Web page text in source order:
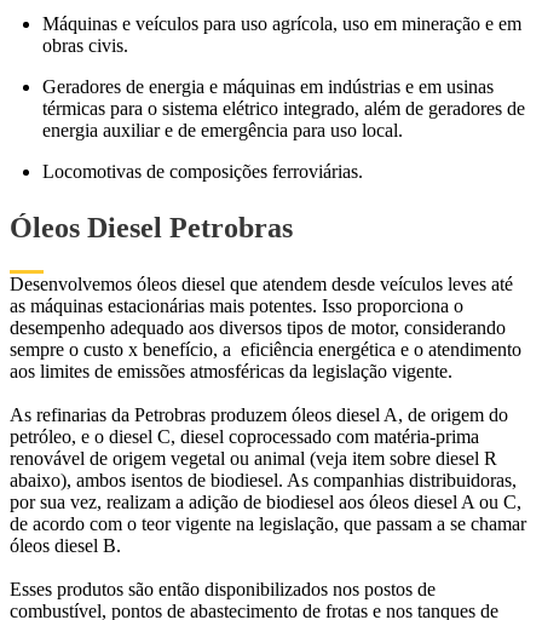
Máquinas e veículos para uso agrícola, uso em mineração e em
obras civis.
Geradores de energia e máquinas em indústrias e em usinas
térmicas para o sistema elétrico integrado, além de geradores de
energia auxiliar e de emergência para uso local.
Locomotivas de composições ferroviárias.
Óleos Diesel Petrobras
Desenvolvemos óleos diesel que atendem desde veículos leves até
as máquinas estacionárias mais potentes. Isso proporciona o
desempenho adequado aos diversos tipos de motor, considerando
sempre o custo x benefício, a eficiência energética e o atendimento
aos limites de emissões atmosféricas da legislação vigente.
As refinarias da Petrobras produzem óleos diesel A, de origem do
petróleo, e o diesel C, diesel coprocessado com matéria-prima
renovável de origem vegetal ou animal (veja item sobre diesel R
abaixo), ambos isentos de biodiesel. As companhias distribuidoras,
por sua vez, realizam a adição de biodiesel aos óleos diesel A ou C,
de acordo com o teor vigente na legislação, que passam a se chamar
óleos diesel B.
Esses produtos são então disponibilizados nos postos de
combustível, pontos de abastecimento de frotas e nos tanques de